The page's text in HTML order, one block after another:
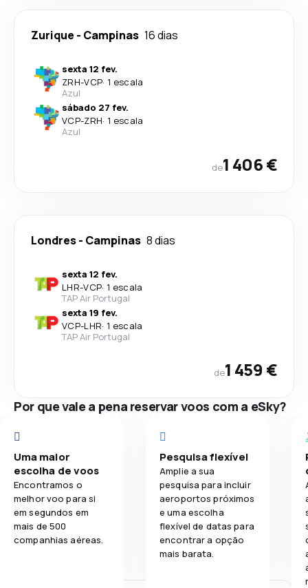
Zurique - Campinas 16 dias
sexta 12 fev.
ZRH-VCP· 1 escala
Azul
sábado 27 fev.
VCP-ZRH· 1 escala
Azul
de1 406 €
Londres- Campinas 8 dias
sexta 12 fev.
LHR-VCP· 1 escala
TAP Air Portugal
sexta 19 fev.
VCP-LHR· 1 escala
TAP Air Portugal
de1 459 €
Por que vale a pena reservar voos com a eSky?
Uma maior
escolha de voos
Encontramos o
melhor voo para si
em segundos em
mais de 500
companhias aéreas.
Pesquisa flexível
Amplie a sua
pesquisa para incluir
aeroportos próximos
e uma escolha
flexível de datas para
encontrar a opção
mais barata.